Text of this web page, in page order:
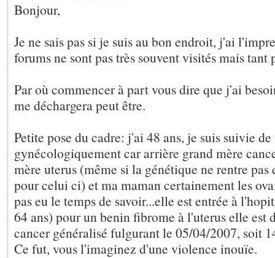
Bonjour,
Je ne sais pas si je suis au bon endroit, j'ai
forums ne sont pas très souvent visités mais tant
Par où commencer à part vous dire que j'ai
me déchargera peut être.
Petite pose du cadre: j'ai 48 ans, je suis suivie de
gynécologiquement car arrière grand mère
mère uterus (même si la génétique ne rentre
pour celui ci) et ma maman certainement les
pas eu le temps de savoir...elle est entrée à
64 ans) pour un benin fibrome à l'uterus elle est
cancer généralisé fulgurant le 05/04/2007, soit
Ce fut, vous l'imaginez d'une violence inouïe.